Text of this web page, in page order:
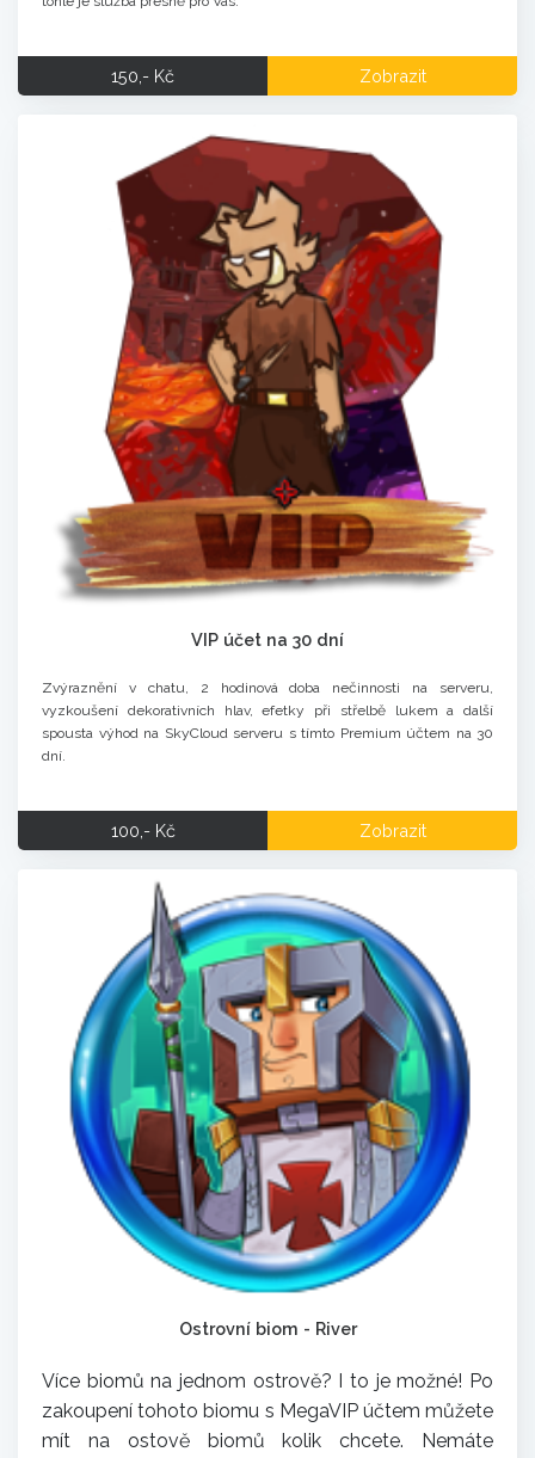
150,- Kč Zobrazit
VIP účet na 30 dní
Zvýraznění v chatu, 2 hodinová doba nečinnosti na serveru,
vyzkoušení dekorativních hlav, efetky při střelbě lukem a další
spousta výhod na SkyCloud serveru s tímto Premium účtem na 30
dní.
100,- Kč Zobrazit
Ostrovní biom - River
Více biomů na jednom ostrově? I to je možné! Po
zakoupení tohoto biomu s MegaVIP účtem můžete
mít na ostově biomů kolik chcete. Nemáte